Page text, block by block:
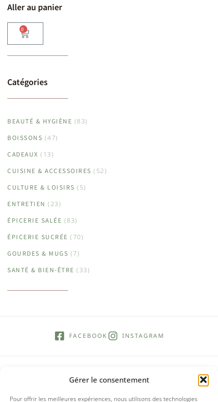
Gérer le consentement
Pour offrir les meilleures expériences, nous utilisons des technologies
Aller au panier
0
Catégories
BEAUTÉ & HYGIÈNE (83)
BOISSONS (47)
CADEAUX (13)
CUISINE & ACCESSOIRES (52)
CULTURE & LOISIRS (5)
ENTRETIEN (23)
ÉPICERIE SALÉE (83)
ÉPICERIE SUCRÉE (70)
GOURDES & MUGS (7)
SANTÉ & BIEN-ÊTRE (33)
FACEBOOK INSTAGRAM